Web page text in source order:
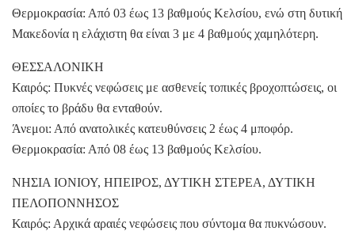
Θερμοκρασία: Από 03 έως 13 βαθμούς Κελσίου, ενώ στη δυτική
Μακεδονία η ελάχιστη θα είναι 3 με 4 βαθμούς χαμηλότερη.
ΘΕΣΣΑΛΟΝΙΚΗ
Καιρός: Πυκνές νεφώσεις με ασθενείς τοπικές βροχοπτώσεις, οι
οποίες το βράδυ θα ενταθούν.
Άνεμοι: Από ανατολικές κατευθύνσεις 2 έως 4 μποφόρ.
Θερμοκρασία: Από 08 έως 13 βαθμούς Κελσίου.
ΝΗΣΙΑ ΙΟΝΙΟΥ, ΗΠΕΙΡΟΣ, ΔΥΤΙΚΗ ΣΤΕΡΕΑ, ΔΥΤΙΚΗ
ΠΕΛΟΠΟΝΝΗΣΟΣ
Καιρός: Αρχικά αραιές νεφώσεις που σύντομα θα πυκνώσουν.